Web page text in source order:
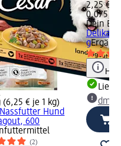
(6,25 € je 1 kg)
Nassfutter Hund
600
(2)
2,25 €
0,075 kg
Dein
g
dm